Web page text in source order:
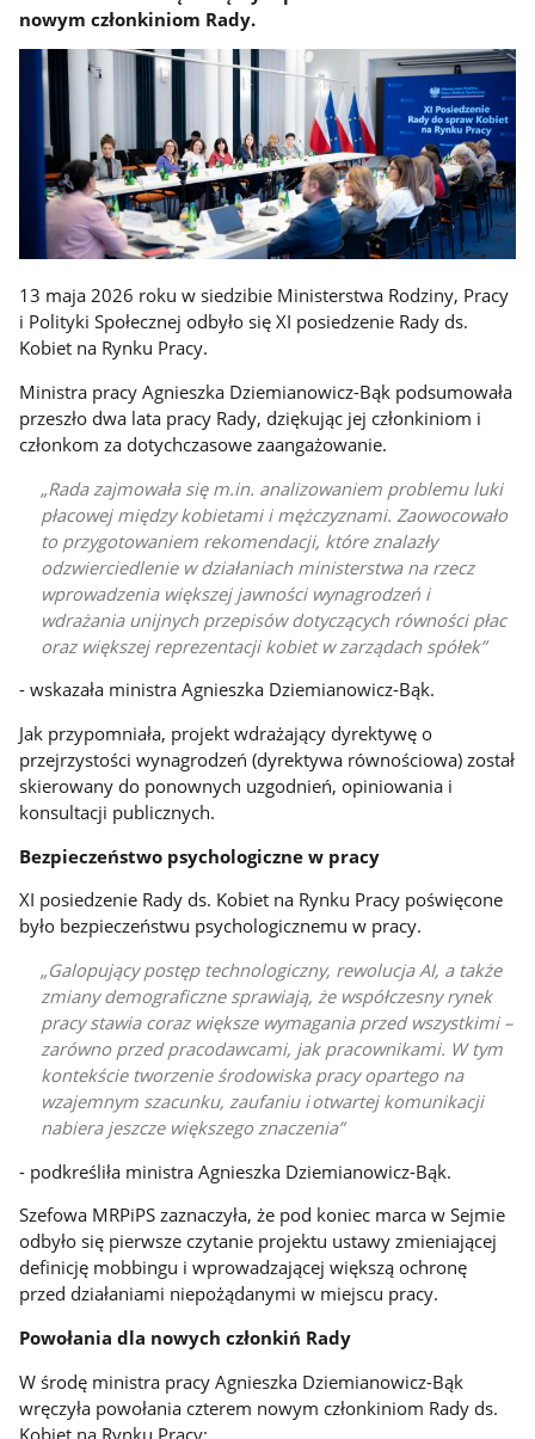
nowym członkiniom Rady.
13 maja 2026 roku w siedzibie Ministerstwa Rodziny, Pracy
i Polityki Społecznej odbyło się XI posiedzenie Rady ds.
Kobiet na Rynku Pracy.
Ministra pracy Agnieszka Dziemianowicz-Bąk podsumowała
przeszło dwa lata pracy Rady, dziękując jej członkiniom i
członkom za dotychczasowe zaangażowanie.
Rada zajmowała się m.in. analizowaniem problemu luki
płacowej między kobietami i mężczyznami. Zaowocowało
to przygotowaniem rekomendacji, które znalazły
odzwierciedlenie w działaniach ministerstwa na rzecz
wprowadzenia większej jawności wynagrodzeń i
wdrażania unijnych przepisów dotyczących równości płac
oraz większej reprezentacji kobiet w zarządach spółek
- wskazała ministra Agnieszka Dziemianowicz-Bąk.
Jak przypomniała, projekt wdrażający dyrektywę o
przejrzystości wynagrodzeń (dyrektywa równościowa) został
skierowany do ponownych uzgodnień, opiniowania i
konsultacji publicznych.
Bezpieczeństwo psychologiczne w pracy
XI posiedzenie Rady ds. Kobiet na Rynku Pracy poświęcone
było bezpieczeństwu psychologicznemu w pracy.
Galopujący postęp technologiczny, rewolucja AI, a także
zmiany demograficzne sprawiają, że współczesny rynek
pracy stawia coraz większe wymagania przed wszystkimi –
zarówno przed pracodawcami, jak pracownikami. W tym
kontekście tworzenie środowiska pracy opartego na
wzajemnym szacunku, zaufaniu i otwartej komunikacji
nabiera jeszcze większego znaczenia
- podkreśliła ministra Agnieszka Dziemianowicz-Bąk.
Szefowa MRPiPS zaznaczyła, że pod koniec marca w Sejmie
odbyło się pierwsze czytanie projektu ustawy zmieniającej
definicję mobbingu i wprowadzającej większą ochronę
przed działaniami niepożądanymi w miejscu pracy.
Powołania dla nowych członkiń Rady
W środę ministra pracy Agnieszka Dziemianowicz-Bąk
wręczyła powołania czterem nowym członkiniom Rady ds.
Kobiet na Rynku Pracy: